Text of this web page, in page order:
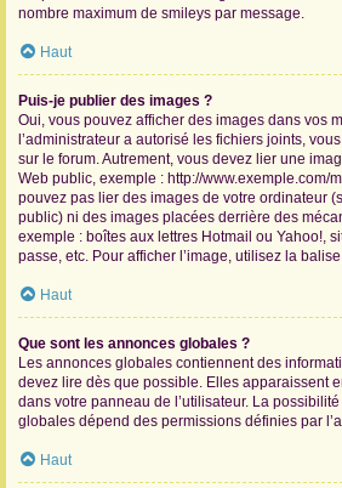
nombre maximum de smileys par message.
Haut
Puis-je publier des images ?
Oui, vous pouvez afficher des images dans vos
l’administrateur a autorisé les fichiers joints,
sur le forum. Autrement, vous devez lier une
Web public, exemple : http://www.exemple.com/
pouvez pas lier des images de votre ordinateur
public) ni des images placées derrière des
exemple : boîtes aux lettres Hotmail ou Yahoo!,
passe, etc. Pour afficher l’image, utilisez la
Haut
Que sont les annonces globales ?
Les annonces globales contiennent des
devez lire dès que possible. Elles apparaissent
dans votre panneau de l’utilisateur. La
globales dépend des permissions définies par
Haut